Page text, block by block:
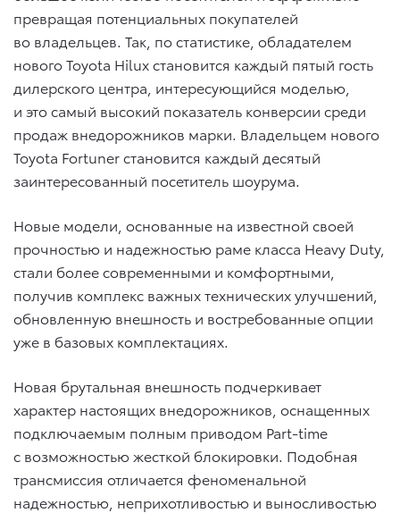
превращая потенциальных покупателей
во владельцев. Так, по статистике, обладателем
нового Toyota Hilux становится каждый пятый гость
дилерского центра, интересующийся моделью,
и это самый высокий показатель конверсии среди
продаж внедорожников марки. Владельцем нового
Toyota Fortuner становится каждый десятый
заинтересованный посетитель шоурума.
Новые модели, основанные на известной своей
прочностью и надежностью раме класса Heavy Duty,
стали более современными и комфортными,
получив комплекс важных технических улучшений,
обновленную внешность и востребованные опции
уже в базовых комплектациях.
Новая брутальная внешность подчеркивает
характер настоящих внедорожников, оснащенных
подключаемым полным приводом Part-time
с возможностью жесткой блокировки. Подобная
трансмиссия отличается феноменальной
надежностью, неприхотливостью и выносливостью